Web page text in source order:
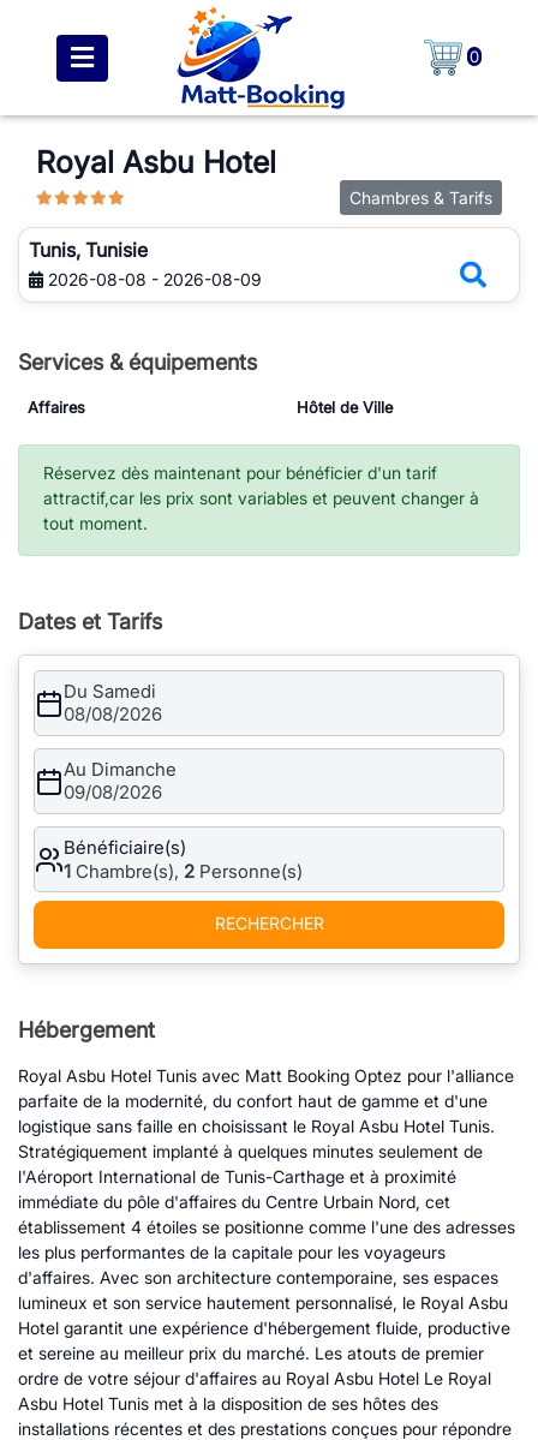
0
Royal Asbu Hotel
Chambres & Tarifs
Tunis, Tunisie
2026-08-08 - 2026-08-09
Services & équipements
Affaires Hôtel de Ville
Réservez dès maintenant pour bénéficier d'un tarif
attractif,car les prix sont variables et peuvent changer à
tout moment.
Dates et Tarifs
Du Samedi
08/08/2026
Au Dimanche
09/08/2026
Bénéficiaire(s)
1 Chambre(s), 2 Personne(s)
RECHERCHER
Hébergement
Royal Asbu Hotel Tunis avec Matt Booking Optez pour l'alliance
parfaite de la modernité, du confort haut de gamme et d'une
logistique sans faille en choisissant le Royal Asbu Hotel Tunis.
Stratégiquement implanté à quelques minutes seulement de
l'Aéroport International de Tunis-Carthage et à proximité
immédiate du pôle d'affaires du Centre Urbain Nord, cet
établissement 4 étoiles se positionne comme l'une des adresses
les plus performantes de la capitale pour les voyageurs
d'affaires. Avec son architecture contemporaine, ses espaces
lumineux et son service hautement personnalisé, le Royal Asbu
Hotel garantit une expérience d'hébergement fluide, productive
et sereine au meilleur prix du marché. Les atouts de premier
ordre de votre séjour d'affaires au Royal Asbu Hotel Le Royal
Asbu Hotel Tunis met à la disposition de ses hôtes des
installations récentes et des prestations conçues pour répondre